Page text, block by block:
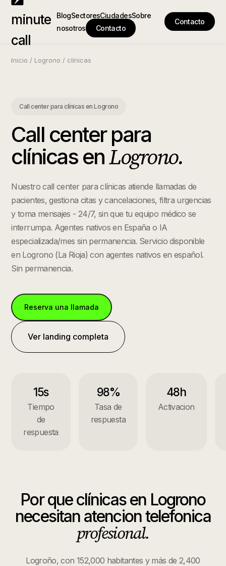
minute
call
BlogSectoresCiudadesSobre
nosotros
Contacto
Contacto
Inicio / Logrono / clínicas
Call center para clínicas enLogrono
Call center para
clínicasenLogrono.
Nuestro call center para clínicas atiende llamadas de
pacientes, gestiona citas y cancelaciones, filtra urgencias
y toma mensajes - 24/7, sin que tu equipo médico se
interrumpa. Agentes nativos en España o IA
especializada/mes sin permanencia. Servicio disponible
en Logrono (La Rioja) con agentes nativos en español.
Sin permanencia.
Reserva una llamada
Ver landing completa
15s
Tiempo
de
respuesta
98%
Tasa de
respuesta
48h
Activacion
Por queclínicasen Logrono
necesitan atencion telefonica
profesional.
Logroño, con 152,000 habitantes y más de 2,400